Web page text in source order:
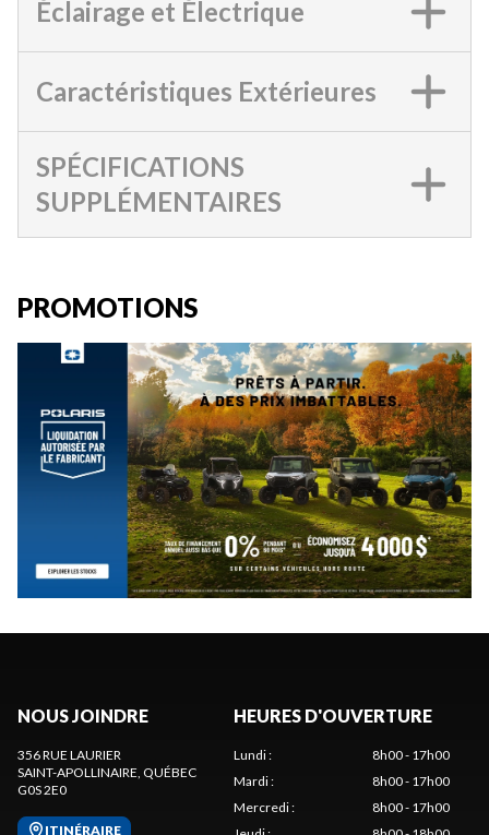
Éclairage et Électrique
Caractéristiques Extérieures
SPÉCIFICATIONS
SUPPLÉMENTAIRES
PROMOTIONS
NOUS JOINDRE
356 RUE LAURIER
SAINT-APOLLINAIRE, QUÉBEC
G0S 2E0
ITINÉRAIRE
HEURES D'OUVERTURE
Lundi:
8h00 - 17h00
Mardi:
8h00 - 17h00
Mercredi:
8h00 - 17h00